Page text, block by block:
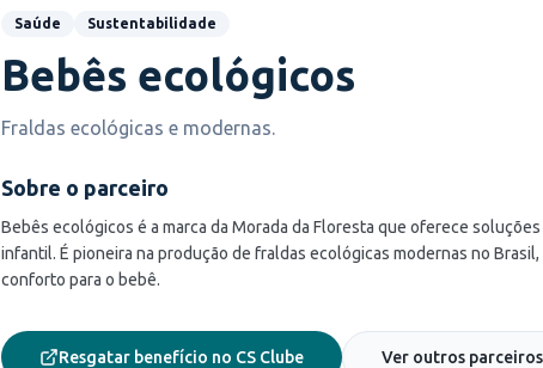
Saúde Sustentabilidade
Bebês ecológicos
Fraldas ecológicas e modernas.
Sobre o parceiro
Bebês ecológicos é a marca da Morada da Floresta que oferece
infantil. É pioneira na produção de fraldas ecológicas modernas no
conforto para o bebê.
Resgatar benefício no CS Clube Ver outros parceiros